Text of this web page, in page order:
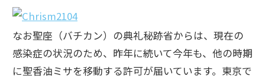
なお聖座（バチカン）の典礼秘跡省からは、現在の
感染症の状況のため、昨年に続いて今年も、他の時期
に聖香油ミサを移動する許可が届いています。東京で